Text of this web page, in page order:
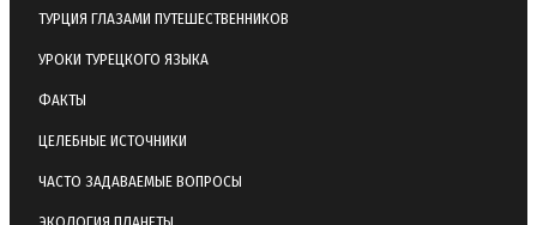
ТУРЦИЯ ГЛАЗАМИ ПУТЕШЕСТВЕННИКОВ
УРОКИ ТУРЕЦКОГО ЯЗЫКА
ФАКТЫ
ЦЕЛЕБНЫЕ ИСТОЧНИКИ
ЧАСТО ЗАДАВАЕМЫЕ ВОПРОСЫ